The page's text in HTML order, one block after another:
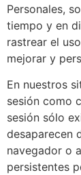
Personales,
tiempo y en
rastrear el
mejorar y
En nuestros
sesión como
sesión sólo
desaparecen
navegador o
persistentes